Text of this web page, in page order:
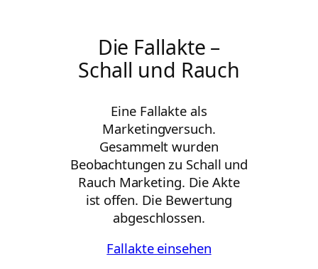
Die Fallakte –
Schall und Rauch
Eine Fallakte als
Marketingversuch.
Gesammelt wurden
Beobachtungen zu Schall und
Rauch Marketing. Die Akte
ist offen. Die Bewertung
abgeschlossen.
Fallakte einsehen